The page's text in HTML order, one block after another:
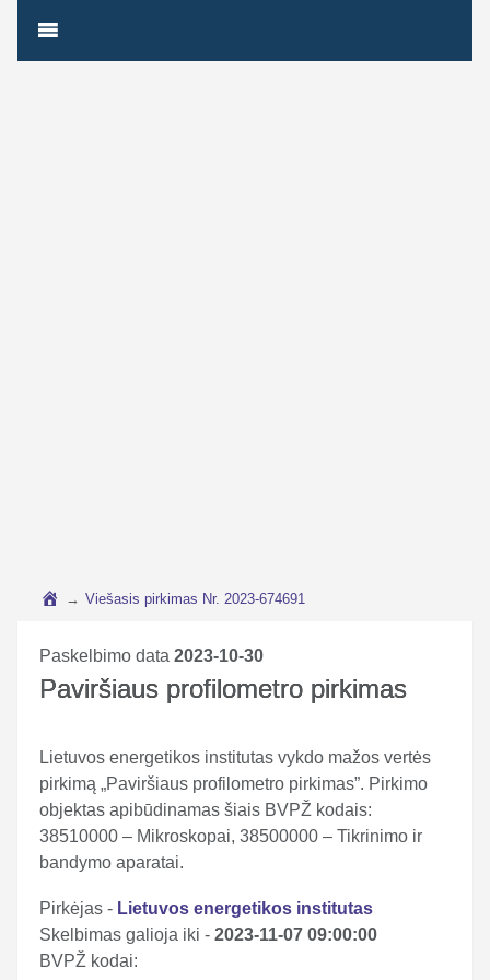
→ Viešasis pirkimas Nr. 2023-674691
Paskelbimo data 2023-10-30
Paviršiaus profilometro pirkimas
Lietuvos energetikos institutas vykdo mažos vertės
pirkimą „Paviršiaus profilometro pirkimas”. Pirkimo
objektas apibūdinamas šiais BVPŽ kodais:
38510000 – Mikroskopai, 38500000 – Tikrinimo ir
bandymo aparatai.
Pirkėjas - Lietuvos energetikos institutas
Skelbimas galioja iki - 2023-11-07 09:00:00
BVPŽ kodai: